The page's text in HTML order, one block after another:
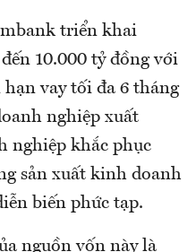
triển khai
10.000 tỷ đồng với
vay tối đa 6 tháng
nghiệp xuất
nghiệp khắc phục
sản xuất kinh doanh
biến phức tạp.
nguồn vốn này là